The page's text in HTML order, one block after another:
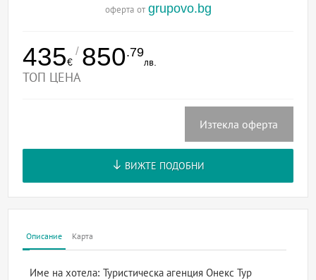
оферта от grupovo.bg
435€
/ 850.79
лв.
ТОП ЦЕНА
Изтекла оферта
ВИЖТЕ ПОДОБНИ
Описание Карта
Име на хотела:Туристическа агенция Онекс Тур